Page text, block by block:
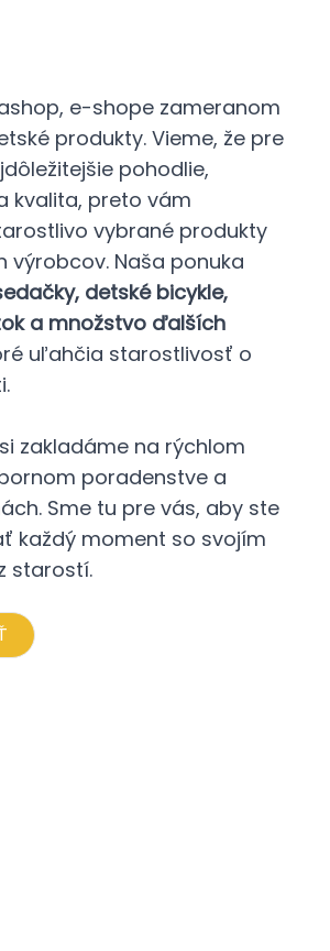
e-shope zameranom
produkty. Vieme, že pre
pohodlie,
kvalita, preto vám
vybrané produkty
výrobcov. Naša ponuka
detské bicykle,
a množstvo ďalších
uľahčia starostlivosť o
si zakladáme na rýchlom
poradenstve a
Sme tu pre vás, aby ste
každý moment so svojím
starostí.